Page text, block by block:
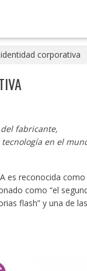
corporativa
fabricante,
en el
es reconocida como
como “el
flash” y una de